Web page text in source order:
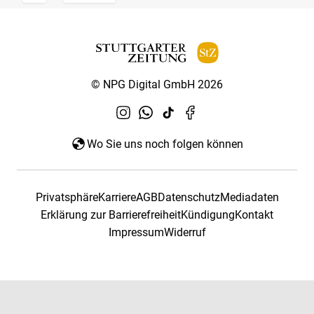
© NPG Digital GmbH 2026
Wo Sie uns noch folgen können
PrivatsphäreKarriereAGBDatenschutzMediadaten
Erklärung zur BarrierefreiheitKündigungKontakt
ImpressumWiderruf